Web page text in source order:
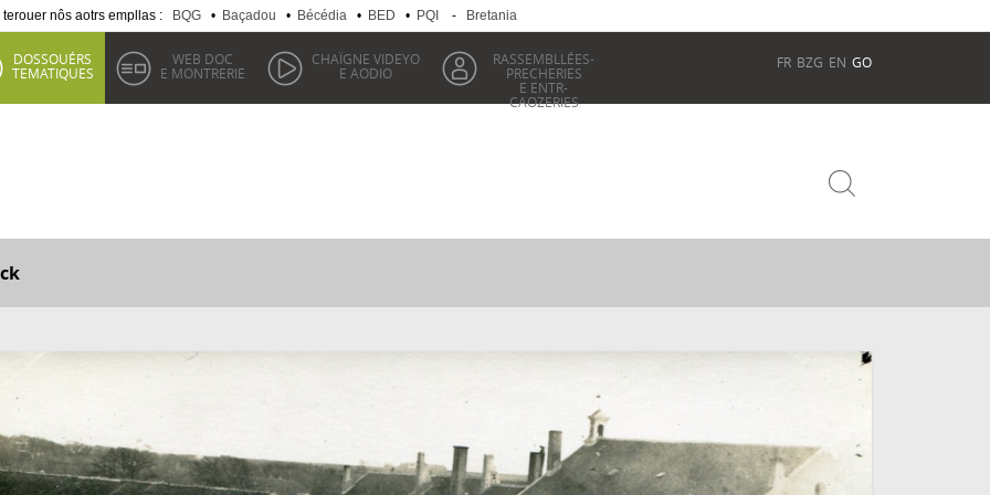
terouer nôs aotrs empllas : BQG • Baçadou • Bécédia • BED • PQI - Bretania
DOSSOUÉRS
TEMATIQUES
WEB DOC
E MONTRERIE
CHAÏGNE VIDEYO
E AODIO
RASSEMBLLÉES-
PRECHERIES
E ENTR-
CAOZERIES
FR BZG EN GO